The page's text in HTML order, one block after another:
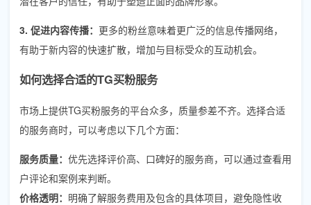
3. 促进内容传播： 更多的粉丝意味着更广泛的信息传播网络，
有助于新内容的快速扩散，增加与目标受众的互动机会。
如何选择合适的TG买粉服务
市场上提供TG买粉服务的平台众多，质量参差不齐。选择合适
的服务商时，可以考虑以下几个方面：
服务质量： 优先选择评价高、口碑好的服务商，可以通过查看用
户评论和案例来判断。
价格透明： 明确了解服务费用及包含的具体项目，避免隐性收